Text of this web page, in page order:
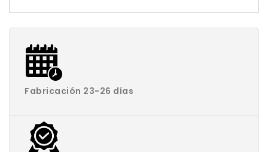
Fabricación 23-26 días